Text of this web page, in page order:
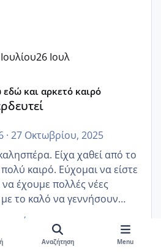
26 Ιουλ
και αρκετό καιρό
· 27 Οκτωβρίου, 2025
Είχα χαθεί από το
καιρό. Εύχομαι να είστε
έχουμε πολλές νέες
το καλό να γεννήσουν
ήδη περιμένουν. Να πάρουν
στην αγκαλίτσα τους
εμφανίσεις
Αναζήτηση Menu